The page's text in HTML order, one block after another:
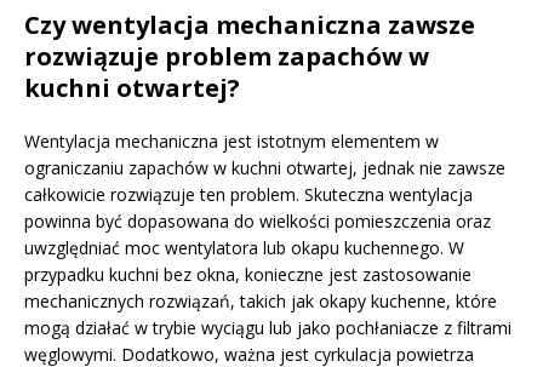
Czy wentylacja mechaniczna zawsze
rozwiązuje problem zapachów w
kuchni otwartej?
Wentylacja mechaniczna jest istotnym elementem w
ograniczaniu zapachów w kuchni otwartej, jednak nie zawsze
całkowicie rozwiązuje ten problem. Skuteczna wentylacja
powinna być dopasowana do wielkości pomieszczenia oraz
uwzględniać moc wentylatora lub okapu kuchennego. W
przypadku kuchni bez okna, konieczne jest zastosowanie
mechanicznych rozwiązań, takich jak okapy kuchenne, które
mogą działać w trybie wyciągu lub jako pochłaniacze z filtrami
węglowymi. Dodatkowo, ważna jest cyrkulacja powietrza